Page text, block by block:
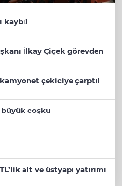
kaybı!
İlkay Çiçek görevden
çekiciye çarptı!
büyük coşku
alt ve üstyapı yatırımı